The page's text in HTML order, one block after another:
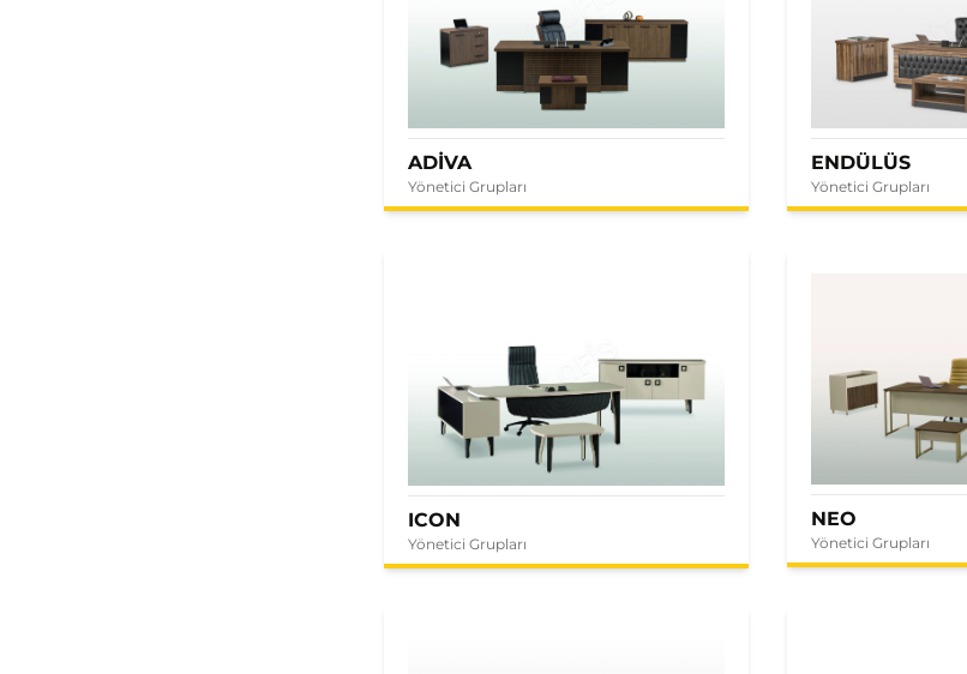
ADİVA
Yönetici Grupları
ENDÜLÜS
Yönetici Grupları
ICON
Yönetici Grupları
NEO
Yönetici Grupları